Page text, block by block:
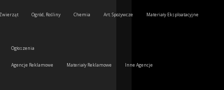
Ogród, Rośliny Chemia Art. Spożywcze Materiały Eksploatacyjne
Ogłoszenia
Agencje Reklamowe Materiały Reklamowe Inne Agencje